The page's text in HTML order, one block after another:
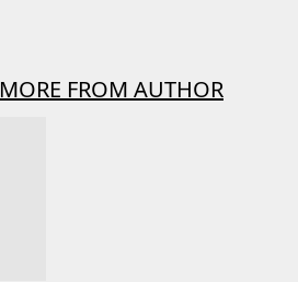
MORE FROM AUTHOR